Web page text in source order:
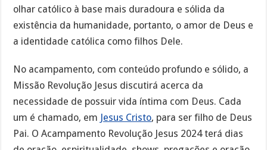
olhar católico à base mais duradoura e sólida da
existência da humanidade, portanto, o amor de Deus e
a identidade católica como filhos Dele.
No acampamento, com conteúdo profundo e sólido, a
Missão Revolução Jesus discutirá acerca da
necessidade de possuir vida íntima com Deus. Cada
um é chamado, em Jesus Cristo, para ser filho de Deus
Pai. O Acampamento Revolução Jesus 2024 terá dias